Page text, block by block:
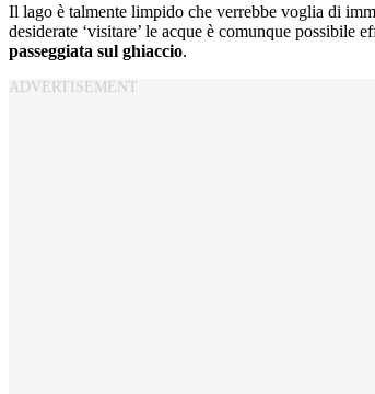
Il lago è talmente limpido che verrebbe voglia di
desiderate ‘visitare’ le acque è comunque
passeggiata sul ghiaccio.